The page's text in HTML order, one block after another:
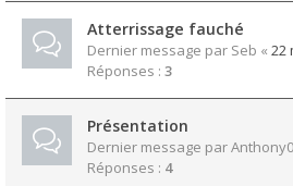
Atterrissage fauché
Dernier message par Seb « 22
Réponses : 3
Présentation
Dernier message par
Réponses : 4